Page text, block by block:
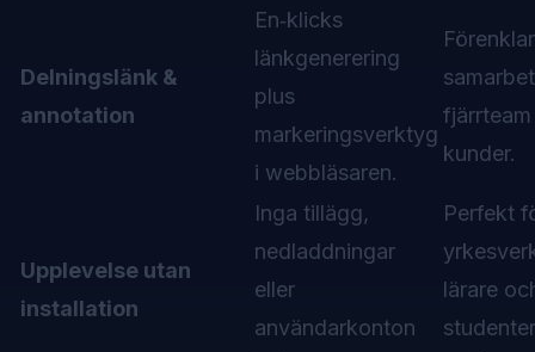
Delningslänk &
annotation
En‑klicks
länkgenerering
plus
markeringsverktyg
i webbläsaren.
Förenklar
kunder.
Upplevelse utan
installation
Inga tillägg,
nedladdningar
eller
användarkonton
Perfekt
lärare